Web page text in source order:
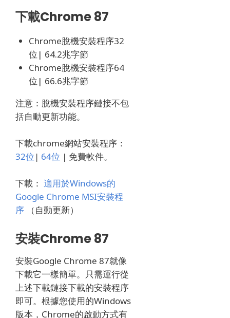
下載Chrome 87
Chrome脫機安裝程序32
位| 64.2兆字節
Chrome脫機安裝程序64
位| 66.6兆字節
注意：脫機安裝程序鏈接不包
括自動更新功能。
下載chrome網站安裝程序：
32位 | 64位 | 免費軟件。
下載： 適用於Windows的
Google Chrome MSI安裝程
序 （自動更新）
安裝Chrome 87
安裝Google Chrome 87就像
下載它一樣簡單。 只需運行從
上述下載鏈接下載的安裝程序
即可。 根據您使用的Windows
版本，Chrome的啟動方式有